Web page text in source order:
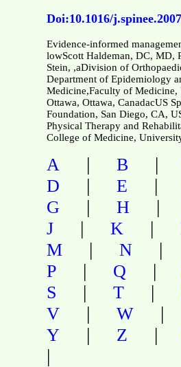
Doi:10.1016/
Evidence-informed
lowScott Haldeman, DC, MD,
Stein, ,aDivision of
Department of Epidemiology
Medicine,Faculty of
Ottawa, Ottawa, CanadacUS
Foundation, San Diego, CA,
Physical Therapy and
College of Medicine,
A | B |
D | E |
G | H |
J | K |
M | N |
P | Q |
S | T |
V | W |
Y | Z |
|